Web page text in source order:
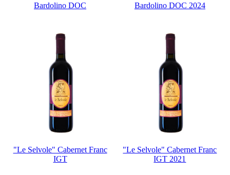
Bardolino DOC Bardolino DOC 2024
"Le Selvole" Cabernet Franc
IGT
"Le Selvole" Cabernet Franc
IGT 2021